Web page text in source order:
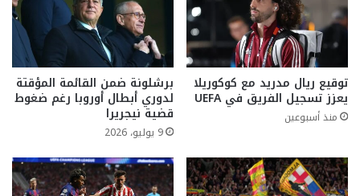
توقيع ريال مدريد مع كوكوريلا
يعزز تسجيل الفريق في UEFA
منذ أسبوعين
برشلونة ضمن القائمة المؤقتة
لدوري أبطال أوروبا رغم ضغوط
قضية نيجريرا
9 يوليو، 2026